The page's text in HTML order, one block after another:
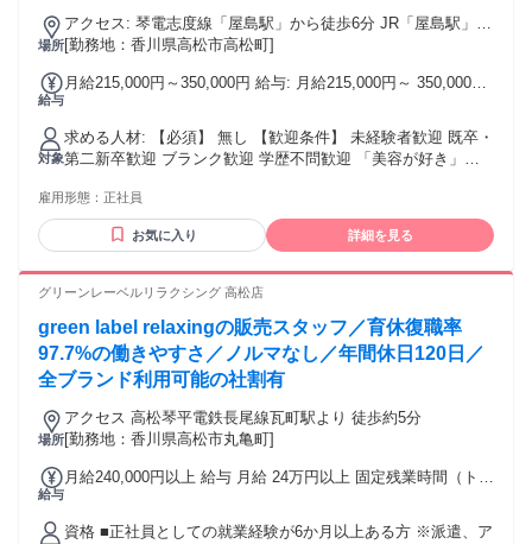
ン✨
場所
アクセス: 琴電志度線「屋島駅」から徒歩6分 JR「屋島駅」か
ら徒歩6分
[勤務地：香川県高松市高松町]
給与
月給215,000円～350,000円 給与: 月給215,000円～ 350,000円
は月給200,000円～ ※交通費支給あり ◆頑張りはしっかり還
元！インセンティブ制度あり 店舗の売上や役職に応じて、毎
月インセンティブを支給！ たとえば… ◎店長：月10万円支給
の実績あり ◎エステティシャン：月5万円の支給も！ さら
あり！ 「がんばりがちゃんとカタチになる」仕組みが整って
います♪ ＜想定年収＞ 300万円～420万円 ＜月給例＞ 250,000
円～350,000円以上
対象
求める人材: 【必須】 無し 【歓迎条件】 未経験者歓迎 既卒・
第二新卒歓迎 ブランク歓迎 学歴不問歓迎 「美容が好き」
方も大歓迎！！
雇用形態： 正社員
お気に入り 詳細を見る
グリーンレーベルリラクシング 高松店
green label relaxingの販売スタッフ／育休復職率
97.7%の働きやすさ／ノルマなし／年間休日120日／
全ブランド利用可能の社割有
場所
アクセス 高松琴平電鉄長尾線瓦町駅より 徒歩約5分
[勤務地：香川県高松市丸亀町]
給与
月給240,000円以上 給与 月給 24万円以上 固定残業時間（トー
客・販売経験1~3年 月給 25万円～27万円 ＊オファー例2：ア
資格 ■正社員としての就業経験が6か月以上ある方 ※派遣、ア